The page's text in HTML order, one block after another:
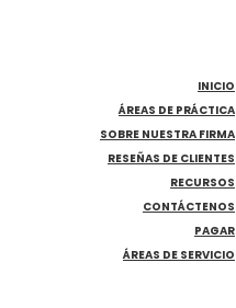
INICIO
ÁREAS DE PRÁCTICA
SOBRE NUESTRA FIRMA
RESEÑAS DE CLIENTES
RECURSOS
CONTÁCTENOS
PAGAR
ÁREAS DE SERVICIO